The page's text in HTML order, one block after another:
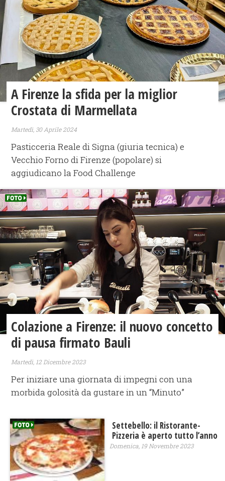
A Firenze la sfida per la miglior
Crostata di Marmellata
Martedì, 30 Aprile 2024
Pasticceria Reale di Signa (giuria tecnica) e
Vecchio Forno di Firenze (popolare) si
aggiudicano la Food Challenge
Colazione a Firenze: il nuovo concetto
di pausa firmato Bauli
Martedì, 12 Dicembre 2023
Per iniziare una giornata di impegni con una
morbida golosità da gustare in un “Minuto”
Settebello: il Ristorante-
Pizzeria è aperto tutto l’anno
Domenica, 19 Novembre 2023